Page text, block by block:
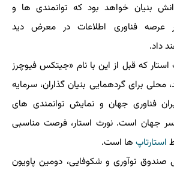
شرکت دانش بنیان خواهد بود که توانمندی ها و
عرصه فناوری اطلاعات در معرض دید
داد.
استار که قبل از این با نام «جیتکس فیوچرز
برای گردهمایی بنیان گذاران، سرمایه
فناوری جهان و نمایش توانمندی های
جهان است. نورث استار، فرصت مناسبی
استارتاپ ها است.
صندوق نوآوری و شکوفایی، دومین پاویون